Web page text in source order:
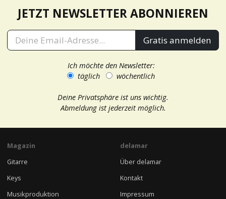
JETZT NEWSLETTER ABONNIEREN
Gratis anmelden
Ich möchte den Newsletter:
täglich
wöchentlich
Deine Privatsphäre ist uns wichtig.
Abmeldung ist jederzeit möglich.
Magazin
Gitarre
Keys
Musikproduktion
delamar
Über delamar
Kontakt
Impressum